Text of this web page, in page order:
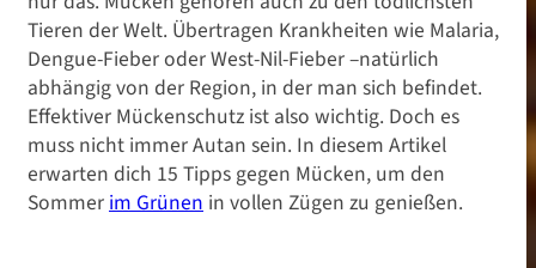
Tieren der Welt. Übertragen Krankheiten wie Malaria,
Dengue-Fieber oder West-Nil-Fieber –natürlich
abhängig von der Region, in der man sich befindet.
Effektiver Mückenschutz ist also wichtig. Doch es
muss nicht immer Autan sein. In diesem Artikel
erwarten dich 15 Tipps gegen Mücken, um den
Sommer im Grünen in vollen Zügen zu genießen.